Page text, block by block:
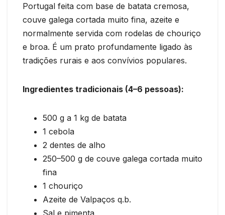
Portugal feita com base de batata cremosa,
couve galega cortada muito fina, azeite e
normalmente servida com rodelas de chouriço
e broa. É um prato profundamente ligado às
tradições rurais e aos convívios populares.
Ingredientes tradicionais (4–6 pessoas):
500 g a 1 kg de batata
1 cebola
2 dentes de alho
250–500 g de couve galega cortada muito
fina
1 chouriço
Azeite de Valpaços q.b.
Sal e pimenta